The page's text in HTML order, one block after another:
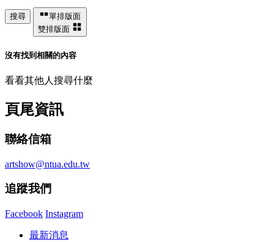
搜尋
單排版面
雙排版面
沒有找到相關的內容
看看其他人搜尋什麼
頁尾資訊
聯絡信箱
artshow@ntua.edu.tw
追蹤我們
Facebook Instagram
最新消息